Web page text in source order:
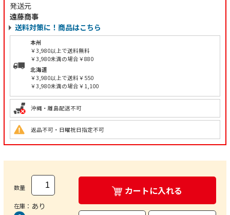
発送元
遠藤商事
送料対策に！商品はこちら
本州
￥3,980以上で送料無料
￥3,980未満の場合￥880
北海道
￥3,980以上で送料￥550
￥3,980未満の場合￥1,100
沖縄・離島配送不可
返品不可・日曜祝日指定不可
数量
在庫： あり
カートに入れる